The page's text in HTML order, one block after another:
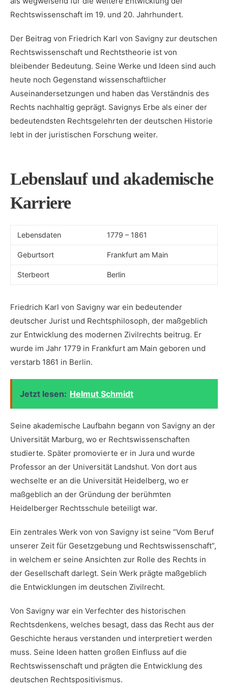
Rechtswissenschaft ⁢im 19. und 20. ​Jahrhundert.
Der Beitrag von Friedrich Karl von Savigny zur deutschen
Rechtswissenschaft und Rechtstheorie ist⁣ von
bleibender Bedeutung. Seine Werke und Ideen sind auch
heute noch‍ Gegenstand⁣ wissenschaftlicher
Auseinandersetzungen und haben das Verständnis ‌des
Rechts nachhaltig geprägt. ⁤Savignys Erbe als einer der‍
bedeutendsten⁣ Rechtsgelehrten der deutschen Historie
lebt⁣ in‍ der juristischen Forschung weiter.
Lebenslauf und akademische
Karriere
Lebensdaten 1779 – 1861
Geburtsort Frankfurt am Main
Sterbeort Berlin
Friedrich Karl von⁤ Savigny war ein bedeutender
deutscher Jurist und Rechtsphilosoph, der maßgeblich
zur Entwicklung des modernen Zivilrechts beitrug. ‌Er
wurde ⁢im Jahr 1779 in ‌Frankfurt am Main geboren und
⁤verstarb 1861 in Berlin.
Jetzt lesen: Helmut Schmidt
Seine akademische Laufbahn ⁤begann von Savigny an der
Universität Marburg, wo er Rechtswissenschaften
⁣studierte. Später promovierte er in Jura und wurde
Professor an ‍der Universität Landshut. Von dort aus
wechselte er an die Universität​ Heidelberg, wo er⁣
maßgeblich an der Gründung der berühmten
Heidelberger⁣ Rechtsschule beteiligt⁤ war.
Ein zentrales ⁣Werk von⁤ von Savigny ist seine “Vom Beruf
⁢unserer Zeit für ⁣Gesetzgebung und Rechtswissenschaft”,
in welchem ⁢er seine Ansichten zur Rolle des Rechts ‌in
der Gesellschaft darlegt. Sein Werk prägte maßgeblich
die Entwicklungen im deutschen ‌Zivilrecht.
Von Savigny war ein Verfechter⁤ des historischen
Rechtsdenkens, welches besagt,⁣ dass das⁢ Recht aus ⁢der
Geschichte heraus verstanden und interpretiert werden
muss. Seine Ideen hatten großen Einfluss auf die
Rechtswissenschaft und prägten die Entwicklung ⁤des
deutschen⁢ Rechtspositivismus.